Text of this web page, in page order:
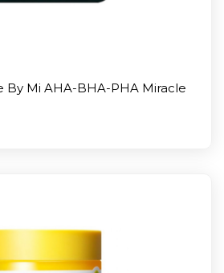
By Mi AHA-BHA-PHA Miracle